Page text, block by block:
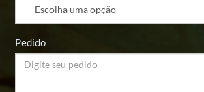
Pedido